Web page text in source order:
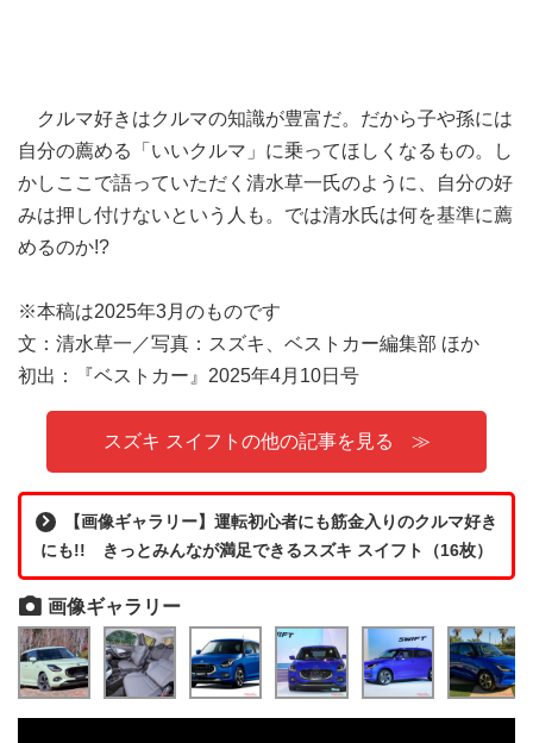
クルマ好きはクルマの知識が豊富だ。だから子や孫には
自分の薦める「いいクルマ」に乗ってほしくなるもの。し
かしここで語っていただく清水草一氏のように、自分の好
みは押し付けないという人も。では清水氏は何を基準に薦
めるのか!?
※本稿は2025年3月のものです
文：清水草一／写真：スズキ、ベストカー編集部 ほか
初出：『ベストカー』2025年4月10日号
スズキ スイフトの他の記事を見る
【画像ギャラリー】運転初心者にも筋金入りのクルマ好き
にも!! きっとみんなが満足できるスズキ スイフト（16枚）
画像ギャラリー